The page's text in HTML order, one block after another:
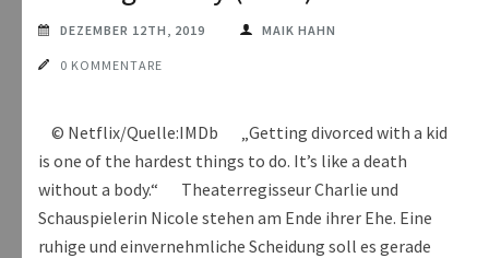
DEZEMBER 12TH, 2019 MAIK HAHN
0 KOMMENTARE
© Netflix/Quelle:IMDb „Getting divorced with a kid
is one of the hardest things to do. It’s like a death
without a body.“ Theaterregisseur Charlie und
Schauspielerin Nicole stehen am Ende ihrer Ehe. Eine
ruhige und einvernehmliche Scheidung soll es gerade